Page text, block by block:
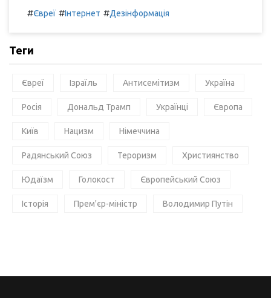
#Євреї #Інтернет #Дезінформація
Теги
Євреї Ізраїль Антисемітизм Україна
Росія Дональд Трамп Українці Європа
Київ Нацизм Німеччина
Радянський Союз Тероризм Християнство
Юдаїзм Голокост Європейський Союз
Історія Прем'єр-міністр Володимир Путін